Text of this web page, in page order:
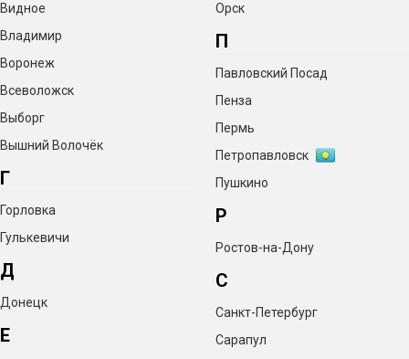
Видное
Владимир
Воронеж
Всеволожск
Выборг
Вышний Волочёк
Г
Горловка
Гулькевичи
Д
Донецк
Е
Орск
П
Павловский Посад
Пенза
Пермь
Петропавловск
Пушкино
Р
Ростов-на-Дону
С
Санкт-Петербург
Сарапул